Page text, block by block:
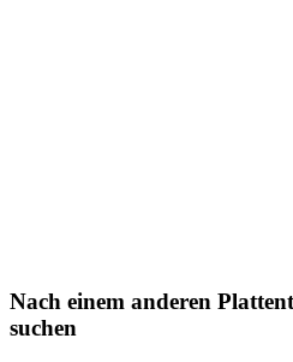
Nach einem anderen
suchen